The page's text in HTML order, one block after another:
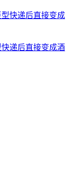
递后直接变成酒